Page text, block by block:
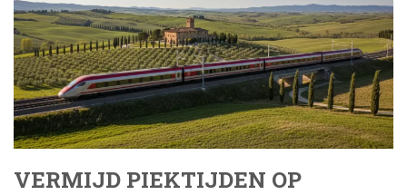
VERMIJD PIEKTIJDEN OP